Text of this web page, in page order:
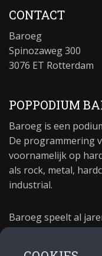
CONTACT
Baroeg
Spinozaweg 300
3076 ET Rotterdam
POPPODIUM
Baroeg is een
De programmering
voornamelijk op
als rock, metal,
industrial.
Baroeg speelt al